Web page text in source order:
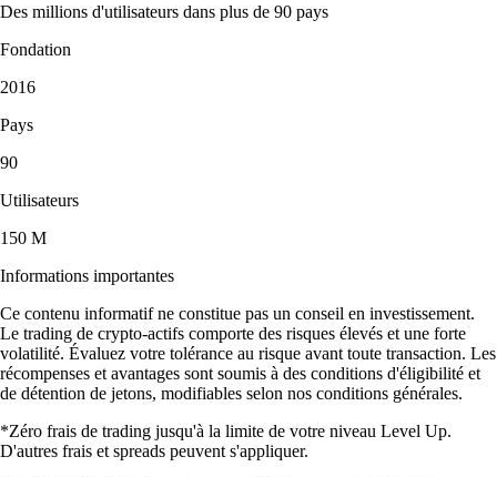
Des millions d'utilisateurs dans plus de 90 pays
Fondation
2016
Pays
90
Utilisateurs
150 M
Informations importantes
Ce contenu informatif ne constitue pas un conseil en investissement.
Le trading de crypto-actifs comporte des risques élevés et une forte
volatilité. Évaluez votre tolérance au risque avant toute transaction. Les
récompenses et avantages sont soumis à des conditions d'éligibilité et
de détention de jetons, modifiables selon nos conditions générales.
*Zéro frais de trading jusqu'à la limite de votre niveau Level Up.
D'autres frais et spreads peuvent s'appliquer.